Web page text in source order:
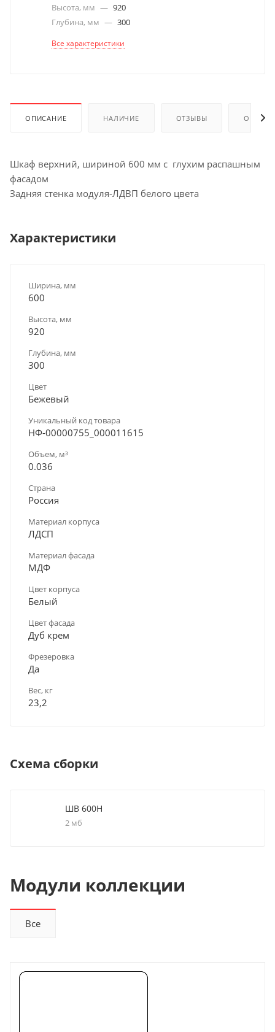
Высота, мм — 920
Глубина, мм — 300
Все характеристики
ОПИСАНИЕ НАЛИЧИЕ ОТЗЫВЫ ОПЛАТА
Шкаф верхний, шириной 600 мм с глухим распашным
фасадом
Задняя стенка модуля-ЛДВП белого цвета
Характеристики
Ширина, мм
600
Высота, мм
920
Глубина, мм
300
Цвет
Бежевый
Уникальный код товара
НФ-00000755_000011615
Объем, м³
0.036
Страна
Россия
Материал корпуса
ЛДСП
Материал фасада
МДФ
Цвет корпуса
Белый
Цвет фасада
Дуб крем
Фрезеровка
Да
Вес, кг
23,2
Схема сборки
ШВ 600Н
2 мб
Модули коллекции
Все